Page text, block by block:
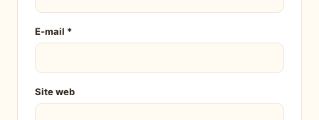
E-mail *
Site web